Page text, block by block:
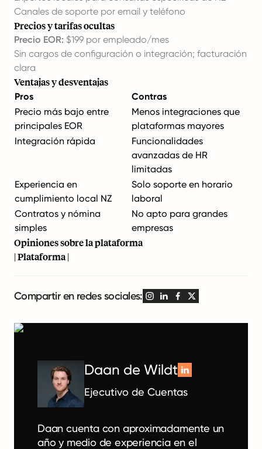
Canales de soporte por email y teléfono
Precios y tarifas ocultas
Precio EOR: $199 por empleado/mes
Sin cargos de configuración o integración; facturación
clara
Ventajas y desventajas
Pros
Contras
Precio más bajo entre
principales EOR
Menos integraciones que
plataformas mayores
Integración rápida
Funcionalidades
avanzadas de HR
limitadas
Experiencia en
cumplimiento local NZ
Solo soporte en horario
laboral
Contratos y nómina
simples
No apto para grandes
empresas
Opiniones sobre la plataforma
| Plataforma |
Compartir en redes sociales:
Daan de Wildt
Ejecutivo de Cuentas
Daan cuenta con aproximadamente un
año y medio de experiencia en el